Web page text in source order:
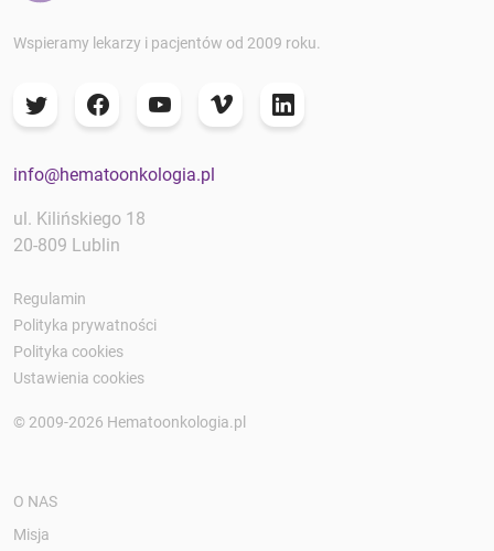
Wspieramy lekarzy i pacjentów od 2009 roku.
info@hematoonkologia.pl
ul. Kilińskiego 18
20-809 Lublin
Regulamin
Polityka prywatności
Polityka cookies
Ustawienia cookies
© 2009-2026 Hematoonkologia.pl
O NAS
Misja